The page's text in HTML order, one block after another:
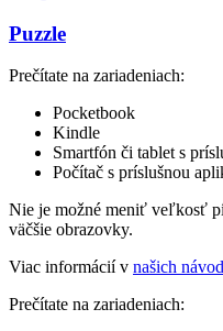
Puzzle
Prečítate na zariadeniach:
Pocketbook
Kindle
Smartfón či tablet s
Počítač s príslušnou
Nie je možné meniť veľkosť
väčšie obrazovky.
Viac informácií v našich
Prečítate na zariadeniach: